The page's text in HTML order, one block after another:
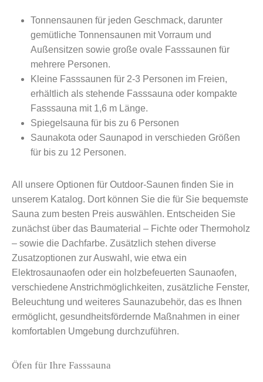
Tonnensaunen für jeden Geschmack, darunter
gemütliche Tonnensaunen mit Vorraum und
Außensitzen sowie große ovale Fasssaunen für
mehrere Personen.
Kleine Fasssaunen für 2-3 Personen im Freien,
erhältlich als stehende Fasssauna oder kompakte
Fasssauna mit 1,6 m Länge.
Spiegelsauna für bis zu 6 Personen
Saunakota oder Saunapod in verschieden Größen
für bis zu 12 Personen.
All unsere Optionen für Outdoor-Saunen finden Sie in
unserem Katalog. Dort können Sie die für Sie bequemste
Sauna zum besten Preis auswählen. Entscheiden Sie
zunächst über das Baumaterial – Fichte oder Thermoholz
– sowie die Dachfarbe. Zusätzlich stehen diverse
Zusatzoptionen zur Auswahl, wie etwa ein
Elektrosaunaofen oder ein holzbefeuerten Saunaofen,
verschiedene Anstrichmöglichkeiten, zusätzliche Fenster,
Beleuchtung und weiteres Saunazubehör, das es Ihnen
ermöglicht, gesundheitsfördernde Maßnahmen in einer
komfortablen Umgebung durchzuführen.
Öfen für Ihre Fasssauna